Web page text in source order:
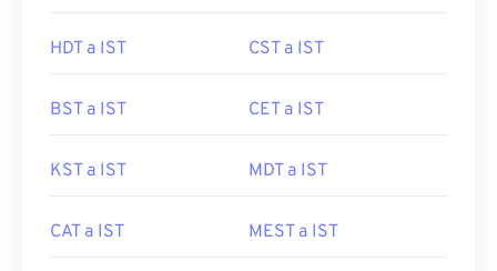
HDT a IST CST a IST
BST a IST CET a IST
KST a IST MDT a IST
CAT a IST MEST a IST